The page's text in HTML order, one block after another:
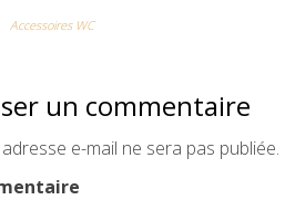
Accessoires WC
un commentaire
e-mail ne sera pas publiée.